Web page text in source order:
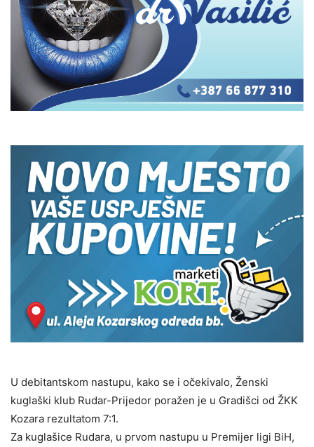
U debitantskom nastupu, kako se i očekivalo, Ženski
kuglaški klub Rudar-Prijedor poražen je u Gradišci od ŽKK
Kozara rezultatom 7:1.
Za kuglašice Rudara, u prvom nastupu u Premijer ligi BiH,